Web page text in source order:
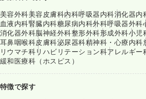
美容外科美容皮膚科内科呼吸器内科消化器内
血液内科腎臓内科糖尿病内科外科呼吸器外科
消化器外科脳神経外科整形外科形成外科小児
耳鼻咽喉科皮膚科泌尿器科精神科・心療内科
リウマチ科リハビリテーション科アレルギー
緩和医療科（ホスピス）
特徴で探す